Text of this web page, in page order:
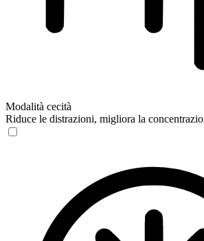
Modalità cecità
Riduce le distrazioni, migliora la